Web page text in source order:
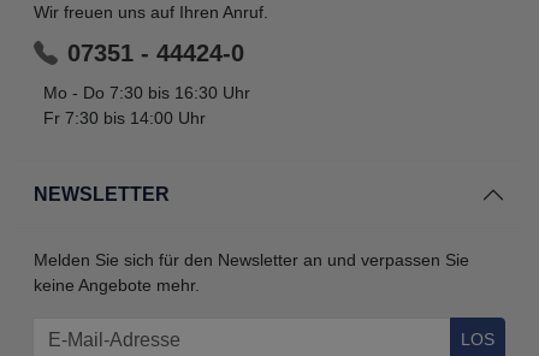
NEWSLETTER
Melden Sie sich für den Newsletter an und verpassen Sie
keine Angebote mehr.
LOS
Wir freuen uns auf Ihren Anruf.
07351 - 44424-0
Mo - Do 7:30 bis 16:30 Uhr
Fr 7:30 bis 14:00 Uhr